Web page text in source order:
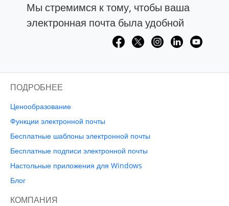
Мы стремимся к тому, чтобы ваша
электронная почта была удобной
ПОДРОБНЕЕ
Ценообразование
Функции электронной почты
Бесплатные шаблоны электронной почты
Бесплатные подписи электронной почты
Настольные приложения для Windows
Блог
КОМПАНИЯ